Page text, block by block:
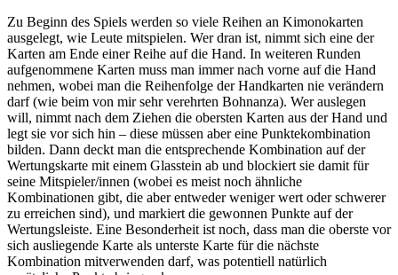
Zu Beginn des Spiels werden so viele Reihen an Kimonokarten
ausgelegt, wie Leute mitspielen. Wer dran ist, nimmt sich eine der
Karten am Ende einer Reihe auf die Hand. In weiteren Runden
aufgenommene Karten muss man immer nach vorne auf die Hand
nehmen, wobei man die Reihenfolge der Handkarten nie verändern
darf (wie beim von mir sehr verehrten Bohnanza). Wer auslegen
will, nimmt nach dem Ziehen die obersten Karten aus der Hand und
legt sie vor sich hin – diese müssen aber eine Punktekombination
bilden. Dann deckt man die entsprechende Kombination auf der
Wertungskarte mit einem Glasstein ab und blockiert sie damit für
seine Mitspieler/innen (wobei es meist noch ähnliche
Kombinationen gibt, die aber entweder weniger wert oder schwerer
zu erreichen sind), und markiert die gewonnen Punkte auf der
Wertungsleiste. Eine Besonderheit ist noch, dass man die oberste vor
sich ausliegende Karte als unterste Karte für die nächste
Kombination mitverwenden darf, was potentiell natürlich